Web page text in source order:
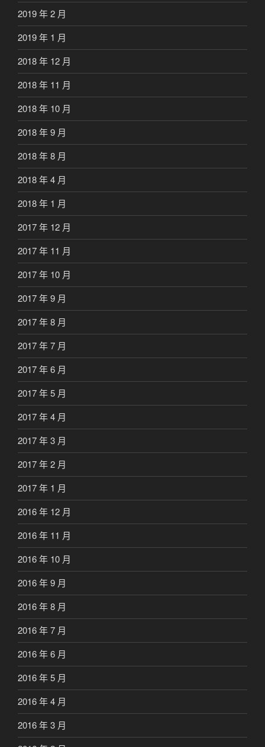
2019 年 2 月
2019 年 1 月
2018 年 12 月
2018 年 11 月
2018 年 10 月
2018 年 9 月
2018 年 8 月
2018 年 4 月
2018 年 1 月
2017 年 12 月
2017 年 11 月
2017 年 10 月
2017 年 9 月
2017 年 8 月
2017 年 7 月
2017 年 6 月
2017 年 5 月
2017 年 4 月
2017 年 3 月
2017 年 2 月
2017 年 1 月
2016 年 12 月
2016 年 11 月
2016 年 10 月
2016 年 9 月
2016 年 8 月
2016 年 7 月
2016 年 6 月
2016 年 5 月
2016 年 4 月
2016 年 3 月